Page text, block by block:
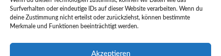
Surfverhalten oder eindeutige IDs auf dieser Website verarbeiten. Wenn du
deine Zustimmung nicht erteilst oder zurückziehst, können bestimmte
Merkmale und Funktionen beeinträchtigt werden.
Akzeptieren
Als neuer WordPress-Benutzer solltest du